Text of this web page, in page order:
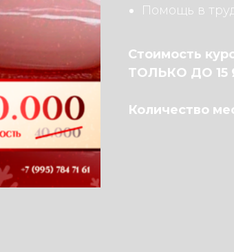
Помощь в
Стоимость
ТОЛЬКО ДО 15
Количество